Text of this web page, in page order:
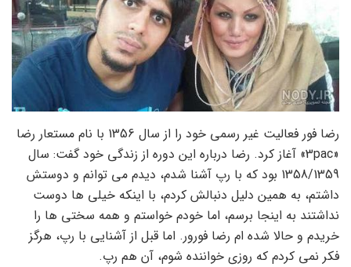
رضا فور فعالیت غیر رسمی خود را از سال 1356 با نام مستعار رضا
«3pac» آغاز کرد. رضا درباره این دوره از زندگی خود گفت: سال
1358/1359 بود که با رپ آشنا شدم، دیدم می توانم و دوستش
داشتم، به همین دلیل دنبالش کردم، با اینکه خیلی ها دوست
نداشتند به اینجا برسم، اما خودم خواستم و همه سختی ها را
خریدم و حالا شده ام رضا فورور. اما قبل از آشنایی با رپ، هرگز
فکر نمی کردم که روزی خواننده شوم، آن هم رپ.